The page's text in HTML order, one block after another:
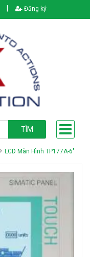
Đăng ký
TÌM
LCD Màn Hình TP177A-6"